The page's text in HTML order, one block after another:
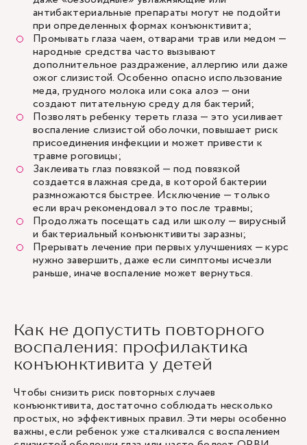
антибактериальные препараты могут не подойти
при определенных формах конъюнктивита;
Промывать глаза чаем, отварами трав или медом —
народные средства часто вызывают
дополнительное раздражение, аллергию или даже
ожог слизистой. Особенно опасно использование
меда, грудного молока или сока алоэ — они
создают питательную среду для бактерий;
Позволять ребенку тереть глаза — это усиливает
воспаление слизистой оболочки, повышает риск
присоединения инфекции и может привести к
травме роговицы;
Заклеивать глаз повязкой — под повязкой
создается влажная среда, в которой бактерии
размножаются быстрее. Исключение — только
если врач рекомендовал это после травмы;
Продолжать посещать сад или школу — вирусный
и бактериальный конъюнктивиты заразны;
Прерывать лечение при первых улучшениях — курс
нужно завершить, даже если симптомы исчезли
раньше, иначе воспаление может вернуться.
Как не допустить повторного
воспаления: профилактика
конъюнктивита у детей
Чтобы снизить риск повторных случаев
конъюнктивита, достаточно соблюдать несколько
простых, но эффективных правил. Эти меры особенно
важны, если ребенок уже сталкивался с воспалением